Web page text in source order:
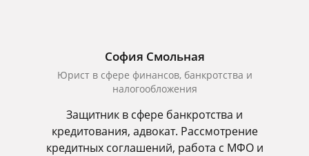
София Смольная
Юрист в сфере финансов, банкротства и
налогообложения
Защитник в сфере банкротства и
кредитования, адвокат. Рассмотрение
кредитных соглашений, работа с МФО и